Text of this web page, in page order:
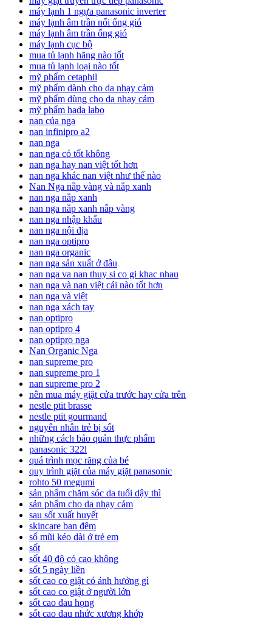
máy lạnh 1 ngựa panasonic inverter
máy lạnh âm trần nối ống gió
máy lạnh âm trần ống gió
máy lạnh cục bộ
mua tủ lạnh hãng nào tốt
mua tủ lạnh loại nào tốt
mỹ phẩm cetaphil
mỹ phẩm dành cho da nhạy cảm
mỹ phẩm dùng cho da nhạy cảm
mỹ phẩm hada labo
nan của nga
nan infinipro a2
nan nga
nan nga có tốt không
nan nga hay nan việt tốt hơn
nan nga khác nan việt như thế nào
Nan Nga nắp vàng và nắp xanh
nan nga nắp xanh
nan nga nắp xanh nắp vàng
nan nga nhập khẩu
nan nga nội địa
nan nga optipro
nan nga organic
nan nga sản xuất ở đâu
nan nga va nan thuy si co gi khac nhau
nan nga và nan việt cái nào tốt hơn
nan nga và việt
nan nga xách tay
nan optipro
nan optipro 4
nan optipro nga
Nan Organic Nga
nan supreme pro
nan supreme pro 1
nan supreme pro 2
nên mua máy giặt cửa trước hay cửa trên
nestle ptit brasse
nestle ptit gourmand
nguyên nhân trẻ bị sốt
những cách bảo quản thực phẩm
panasonic 322l
quá trình mọc răng của bé
quy trình giặt của máy giặt panasonic
rohto 50 megumi
sản phẩm chăm sóc da tuổi dậy thì
sản phẩm cho da nhạy cảm
sau sốt xuất huyết
skincare ban đêm
sổ mũi kéo dài ở trẻ em
sốt
sốt 40 độ có cao không
sốt 5 ngày liền
sốt cao co giật có ảnh hưởng gì
sốt cao co giật ở người lớn
sốt cao đau họng
sốt cao đau nhức xương khớp